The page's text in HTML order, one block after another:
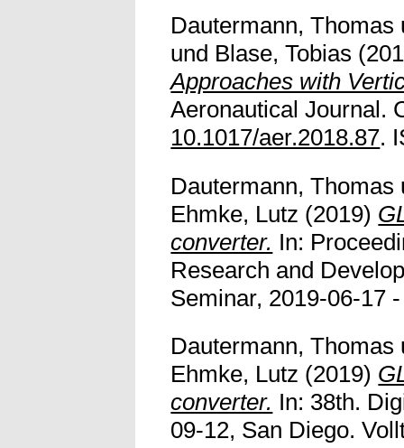
Dautermann, Thomas
und Blase, Tobias
Approaches with
Aeronautical Journal.
10.1017/aer.2018.87.
Dautermann, Thomas
Ehmke, Lutz (2019)
converter. In:
Research and
Seminar, 2019-06-17
Dautermann, Thomas
Ehmke, Lutz (2019)
converter. In: 38th.
09-12, San Diego.